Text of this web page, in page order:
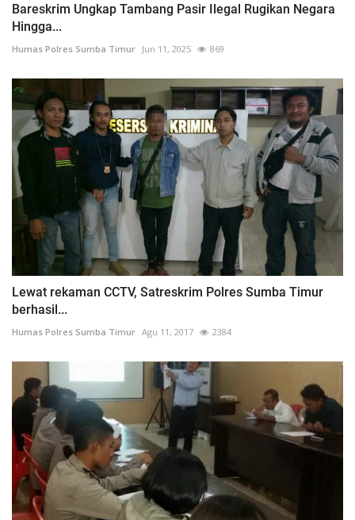
Bareskrim Ungkap Tambang Pasir Ilegal Rugikan Negara
Hingga...
Humas Polres Sumba Timur Jun 11, 2025 869
Lewat rekaman CCTV, Satreskrim Polres Sumba Timur
berhasil...
Humas Polres Sumba Timur Agu 11, 2017 2384